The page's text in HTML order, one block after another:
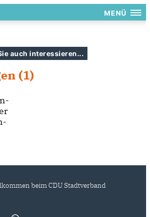
MENÜ
auch interessieren...
(1)
beim CDU Stadtverband